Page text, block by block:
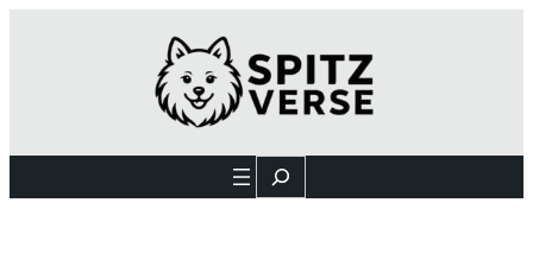
Search